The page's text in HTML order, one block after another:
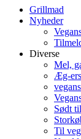
Grillmad
Nyheder
Diverse
Mel,
Æg-
Sødt
Til